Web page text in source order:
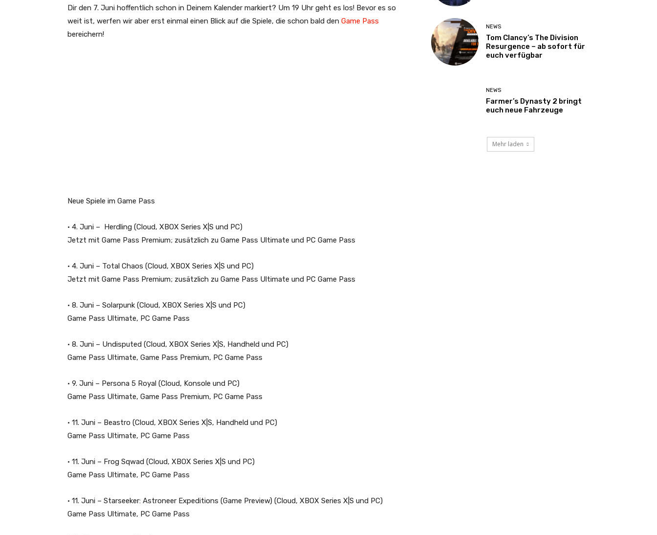
Dir den 7. Juni hoffentlich schon in Deinem Kalender markiert? Um 19 Uhr geht es los! Bevor es so
weit ist, werfen wir aber erst einmal einen Blick auf die Spiele, die schon bald den Game Pass
bereichern!
Neue Spiele im Game Pass
• 4. Juni – Herdling (Cloud, XBOX Series X|S und PC)
Jetzt mit Game Pass Premium; zusätzlich zu Game Pass Ultimate und PC Game Pass
• 4. Juni – Total Chaos (Cloud, XBOX Series X|S und PC)
Jetzt mit Game Pass Premium; zusätzlich zu Game Pass Ultimate und PC Game Pass
• 8. Juni – Solarpunk (Cloud, XBOX Series X|S und PC)
Game Pass Ultimate, PC Game Pass
• 8. Juni – Undisputed (Cloud, XBOX Series X|S, Handheld und PC)
Game Pass Ultimate, Game Pass Premium, PC Game Pass
• 9. Juni – Persona 5 Royal (Cloud, Konsole und PC)
Game Pass Ultimate, Game Pass Premium, PC Game Pass
• 11. Juni – Beastro (Cloud, XBOX Series X|S, Handheld und PC)
Game Pass Ultimate, PC Game Pass
• 11. Juni – Frog Sqwad (Cloud, XBOX Series X|S und PC)
Game Pass Ultimate, PC Game Pass
• 11. Juni – Starseeker: Astroneer Expeditions (Game Preview) (Cloud, XBOX Series X|S und PC)
Game Pass Ultimate, PC Game Pass
NEWS
Tom Clancy’s The Division
Resurgence – ab sofort für
euch verfügbar
NEWS
Farmer’s Dynasty 2 bringt
euch neue Fahrzeuge
Mehr laden